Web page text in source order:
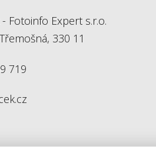
- Fotoinfo Expert s.r.o.
330 11
719